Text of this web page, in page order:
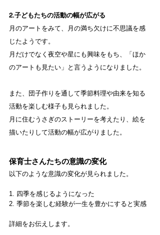
2.子どもたちの活動の幅が広がる
月のアートをみて、月の満ち欠けに不思議を感
じたようです。
月だけでなく夜空や星にも興味をもち、「ほか
のアートも見たい」と言うようになりました。
また、団子作りを通して季節料理や由来を知る
活動を楽しむ様子も見られました。
月に住むうさぎのストーリーを考えたり、絵を
描いたりして活動の幅が広がりました。
保育士さんたちの意識の変化
以下のような意識の変化が見られました。
1. 四季を感じるようになった
2. 季節を楽しむ経験が一生を豊かにすると実感
詳細をお伝えします。